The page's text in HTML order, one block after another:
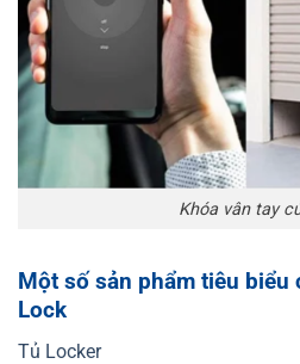
Khóa vân tay
Một số sản phẩm tiêu biểu
Lock
Tủ Locker